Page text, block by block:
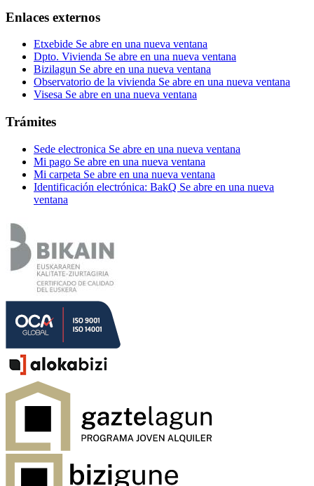
Enlaces externos
Etxebide Se abre en una nueva ventana
Dpto. Vivienda Se abre en una nueva ventana
Bizilagun Se abre en una nueva ventana
Observatorio de la vivienda Se abre en una nueva ventana
Visesa Se abre en una nueva ventana
Trámites
Sede electronica Se abre en una nueva ventana
Mi pago Se abre en una nueva ventana
Mi carpeta Se abre en una nueva ventana
Identificación electrónica: BakQ Se abre en una nueva
ventana